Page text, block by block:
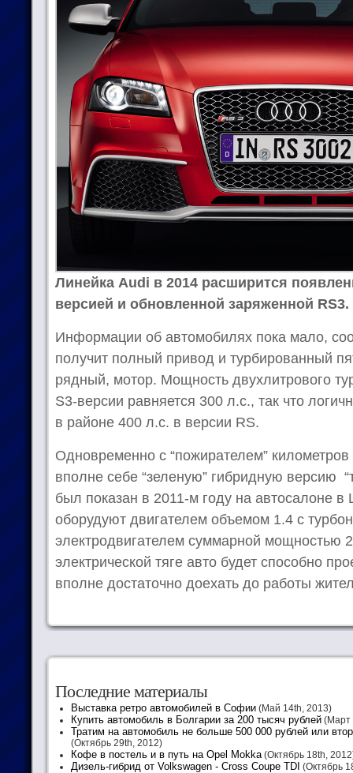
Линейка Audi в 2014 расширится
версией и обновленной заряженной RS3.
Информации об автомобилях пока мало,
получит полный привод и турбированный
рядный, мотор. Мощность двухлитрового
S3-версии равняется 300 л.с., так что
в районе 400 л.с. в версии RS.
Одновременно с “пожирателем” километров
вполне себе “зеленую” гибридную версию
был показан в 2011-м году на автосалоне
оборудуют двигателем объемом 1.4 с
электродвигателем суммарной мощностью
электрической тяге авто будет способно
вполне достаточно доехать до работы
Последние материалы
Выставка ретро автомобилей в Софии (Май 14th, 2013)
Купить автомобиль в Болгарии за 200 тысяч рублей (Март
Тратим на автомобиль не больше 500 000 рублей или
(Октябрь 29th, 2012)
Кофе в постель и в путь на Opel Mokka (Октябрь 18th,
Дизель-гибрид от Volkswagen - Cross Coupe TDI (Октябрь